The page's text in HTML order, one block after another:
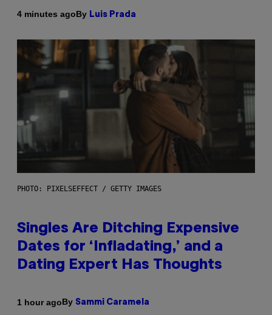
4 minutes agoBy Luis Prada
PHOTO: PIXELSEFFECT / GETTY IMAGES
Singles Are Ditching Expensive
Dates for ‘Infladating,’ and a
Dating Expert Has Thoughts
1 hour agoBy Sammi Caramela